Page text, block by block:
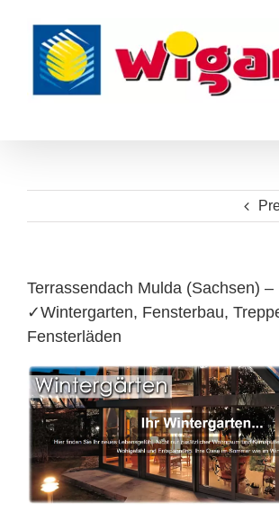
content
Terrassendach Mulda (Sachsen)
✓Wintergarten, Fensterbau,
Fensterläden